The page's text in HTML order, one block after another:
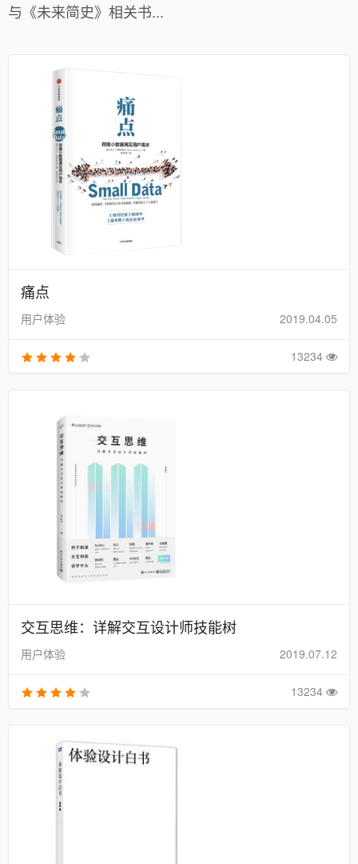
与《未来简史》相关书...
痛点
用户体验 2019.04.05
13234
交互思维：详解交互设计师技能树
用户体验 2019.07.12
13234